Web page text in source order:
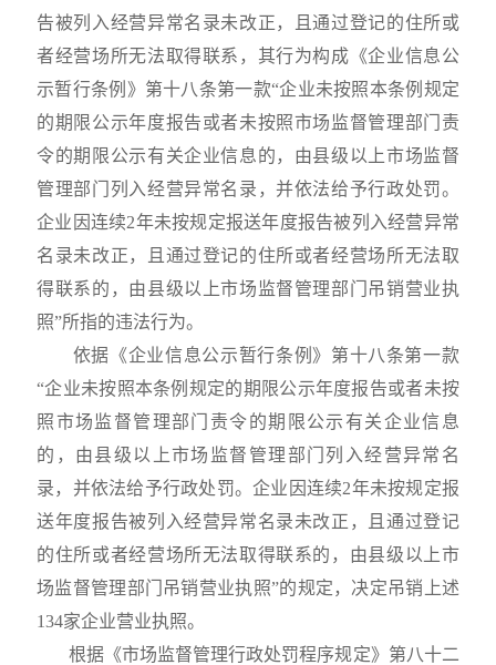
告被列入经营异常名录未改正，且通过登记的住所或
者经营场所无法取得联系，其行为构成《企业信息公
示暂行条例》第十八条第一款“企业未按照本条例规定
的期限公示年度报告或者未按照市场监督管理部门责
令的期限公示有关企业信息的，由县级以上市场监督
管理部门列入经营异常名录，并依法给予行政处罚。
企业因连续2年未按规定报送年度报告被列入经营异常
名录未改正，且通过登记的住所或者经营场所无法取
得联系的，由县级以上市场监督管理部门吊销营业执
照”所指的违法行为。
依据《企业信息公示暂行条例》第十八条第一款
“企业未按照本条例规定的期限公示年度报告或者未按
照市场监督管理部门责令的期限公示有关企业信息
的，由县级以上市场监督管理部门列入经营异常名
录，并依法给予行政处罚。企业因连续2年未按规定报
送年度报告被列入经营异常名录未改正，且通过登记
的住所或者经营场所无法取得联系的，由县级以上市
场监督管理部门吊销营业执照”的规定，决定吊销上述
134家企业营业执照。
根据《市场监督管理行政处罚程序规定》第八十二